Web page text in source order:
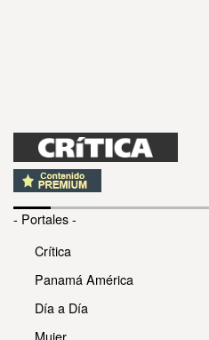
- Portales -
Crítica
Panamá América
Día a Día
Mujer